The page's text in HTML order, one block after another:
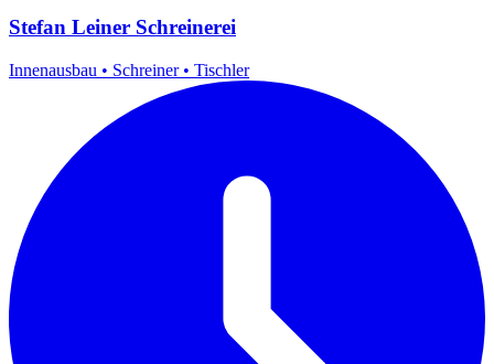
Stefan Leiner Schreinerei
Innenausbau • Schreiner • Tischler